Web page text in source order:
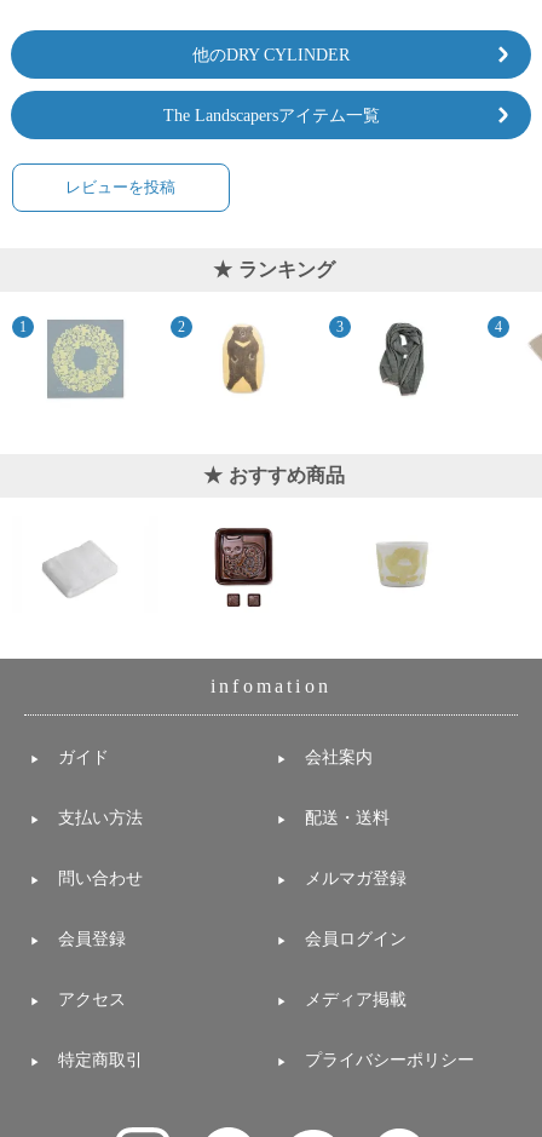
他のDRY CYLINDER
The Landscapersアイテム一覧
レビューを投稿
ランキング
おすすめ商品
infomation
ガイド 会社案内
支払い方法 配送・送料
問い合わせ メルマガ登録
会員登録 会員ログイン
アクセス メディア掲載
特定商取引 プライバシーポリシー